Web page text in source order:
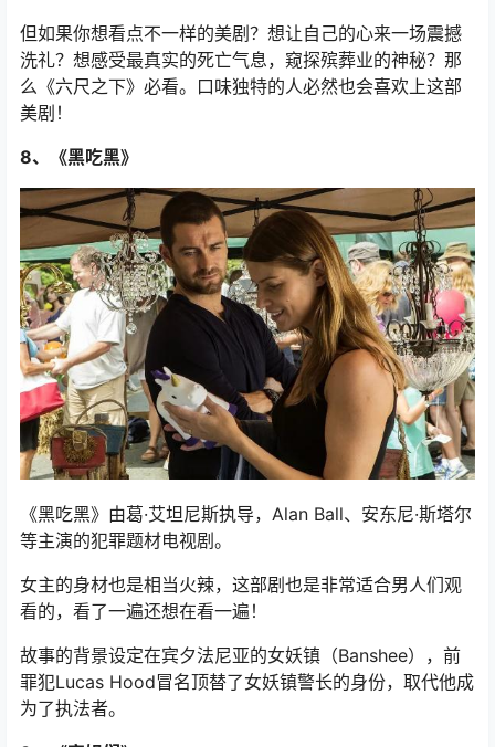
但如果你想看点不一样的美剧？想让自己的心来一场震撼
洗礼？想感受最真实的死亡气息，窥探殡葬业的神秘？那
么《六尺之下》必看。口味独特的人必然也会喜欢上这部
美剧！
8、《黑吃黑》